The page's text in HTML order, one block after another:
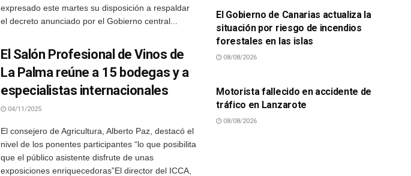
expresado este martes su disposición a respaldar
el decreto anunciado por el Gobierno central...
El Salón Profesional de Vinos de
La Palma reúne a 15 bodegas y a
especialistas internacionales
04/11/2025
El consejero de Agricultura, Alberto Paz, destacó el
nivel de los ponentes participantes “lo que posibilita
que el público asistente disfrute de unas
exposiciones enriquecedoras”El director del ICCA,
El Gobierno de Canarias actualiza la
situación por riesgo de incendios
forestales en las islas
08/08/2026
Motorista fallecido en accidente de
tráfico en Lanzarote
08/08/2026